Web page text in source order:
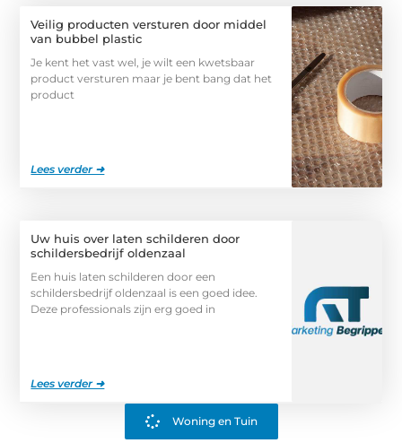
Veilig producten versturen door middel
van bubbel plastic
Je kent het vast wel, je wilt een kwetsbaar
product versturen maar je bent bang dat het
product
Lees verder ➜
Uw huis over laten schilderen door
schildersbedrijf oldenzaal
Een huis laten schilderen door een
schildersbedrijf oldenzaal is een goed idee.
Deze professionals zijn erg goed in
Lees verder ➜
Woning en Tuin